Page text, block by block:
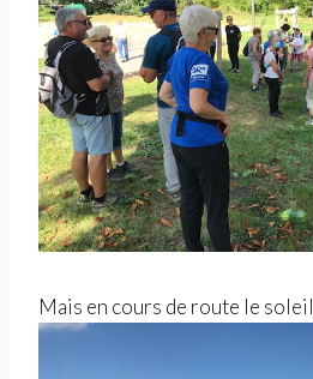
Mais en cours de route le